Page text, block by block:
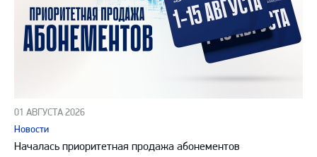
01 АВГУСТА 2026
Новости
Началась приоритетная продажа абонементов